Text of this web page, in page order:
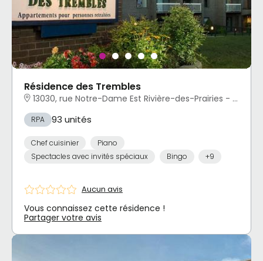
Résidence des Trembles
13030, rue Notre-Dame Est Rivière-des-Prairies - Pointe-aux-Trembles, Montréal, QC
RPA 93 unités
Chef cuisinier
Piano
Spectacles avec invités spéciaux
Bingo +9
Aucun avis
Vous connaissez cette résidence !
Partager votre avis